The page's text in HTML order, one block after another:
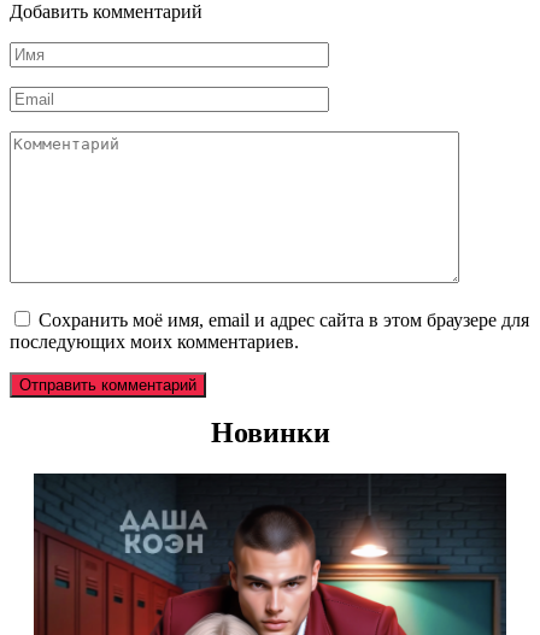
Добавить комментарий
Имя
*
Email
*
Комментарий
Сохранить моё имя, email и адрес сайта в этом браузере для
последующих моих комментариев.
Новинки